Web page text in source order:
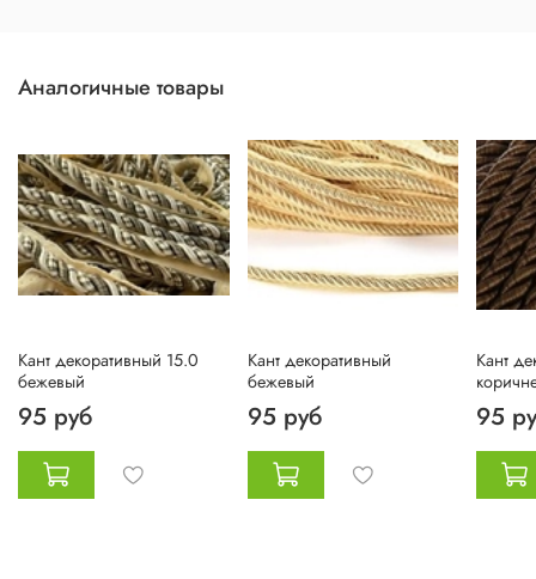
Аналогичные товары
Кант декоративный 15.0
бежевый
95 руб
Кант декоративный
бежевый
95 руб
Кант
95